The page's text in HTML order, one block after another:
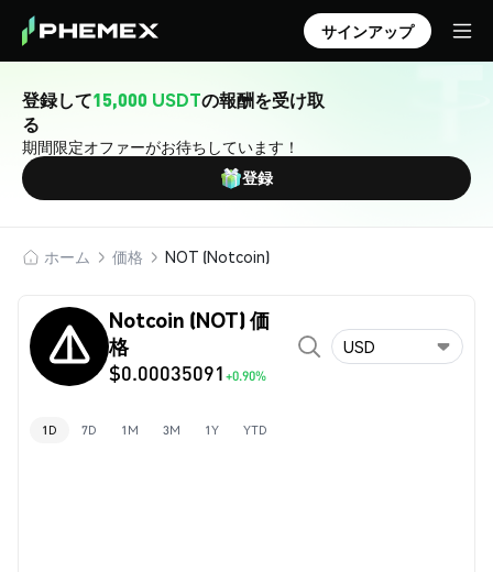
サインアップ
登録して15,000 USDTの報酬を受け取
る
期間限定オファーがお待ちしています！
登録
ホーム 価格 NOT (Notcoin)
Notcoin (NOT) 価
格
$0.00035091 +0.90%
USD
1D 7D 1M 3M 1Y YTD